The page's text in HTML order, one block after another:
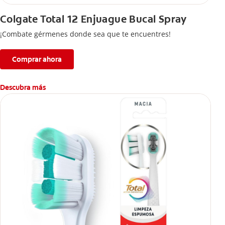
Colgate Total 12 Enjuague Bucal Spray
¡Combate gérmenes donde sea que te encuentres!
Comprar ahora
Descubra más